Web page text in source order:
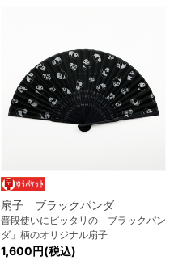
扇子 ブラックパンダ
普段使いにピッタリの「ブラックパン
ダ」柄のオリジナル扇子
1,600円(税込)